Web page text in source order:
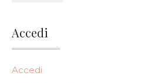
Accedi
Accedi